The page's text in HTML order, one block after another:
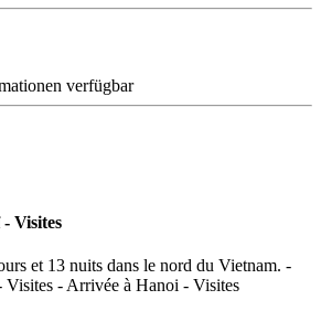
verfügbar
Visites